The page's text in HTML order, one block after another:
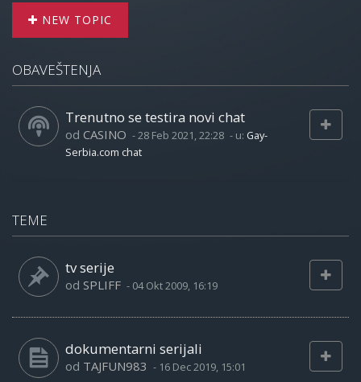
NEW TOPIC
OBAVEŠTENJA
Trenutno se testira novi chat
od CASINO -28 Feb 2021, 22:28 - u: Gay-
Serbia.com chat
TEME
tv serije
od SPLIFF - 04 Okt 2009, 16:19
dokumentarni serijali
od TAJFUN983 - 16 Dec 2019, 15:01